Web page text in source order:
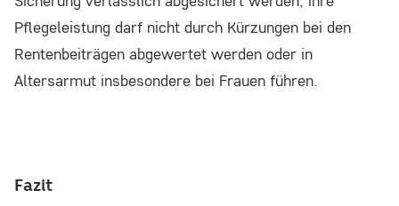
Pflegeleistung darf nicht durch Kürzungen bei den
Rentenbeiträgen abgewertet werden oder in
Altersarmut insbesondere bei Frauen führen.
Fazit